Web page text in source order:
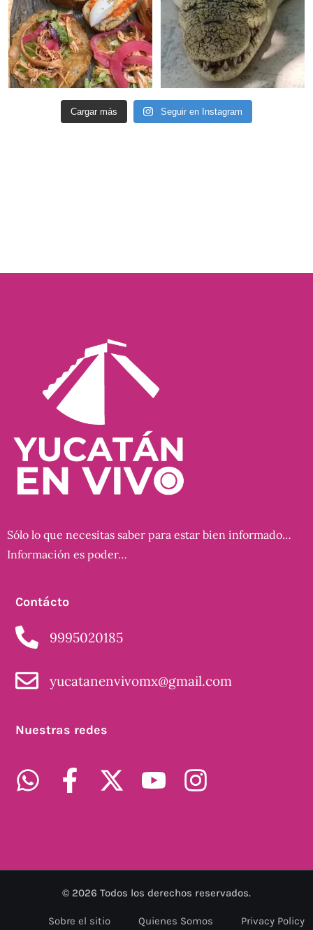
Cargar más Seguir en Instagram
Sólo lo que necesitas saber para estar bien informado…
Información es poder…
Contácto
9995020185
yucatanenvivomx@gmail.com
Nuestras redes
© 2026 Todos los derechos reservados.
Sobre el sitio Quienes Somos Privacy Policy